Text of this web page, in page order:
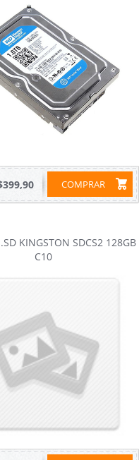
COMPRAR
KINGSTON SDCS2 128GB
C10